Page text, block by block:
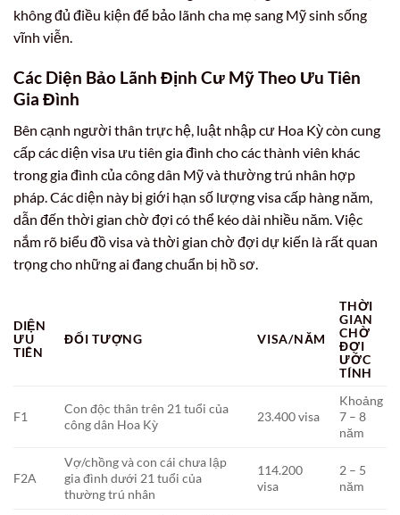
không đủ điều kiện để bảo lãnh cha mẹ sang Mỹ sinh sống
vĩnh viễn.
Các Diện Bảo Lãnh Định Cư Mỹ Theo Ưu Tiên
Gia Đình
Bên cạnh người thân trực hệ, luật nhập cư Hoa Kỳ còn cung
cấp các diện visa ưu tiên gia đình cho các thành viên khác
trong gia đình của công dân Mỹ và thường trú nhân hợp
pháp. Các diện này bị giới hạn số lượng visa cấp hàng năm,
dẫn đến thời gian chờ đợi có thể kéo dài nhiều năm. Việc
nắm rõ biểu đồ visa và thời gian chờ đợi dự kiến là rất quan
trọng cho những ai đang chuẩn bị hồ sơ.
DIỆN
ƯU
TIÊN
ĐỐI TƯỢNG VISA/NĂM
THỜI
GIAN
CHỜ
ĐỢI
ƯỚC
TÍNH
F1
Con độc thân trên 21 tuổi của
công dân Hoa Kỳ
23.400 visa
Khoảng
7 – 8
năm
F2A
Vợ/chồng và con cái chưa lập
gia đình dưới 21 tuổi của
thường trú nhân
114.200
visa
2 – 5
năm